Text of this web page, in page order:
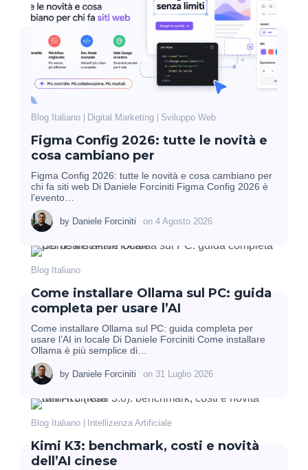
Blog Italiano Digital Marketing Sviluppo Web
Figma Config 2026: tutte le novità e
cosa cambiano per
Figma Config 2026: tutte le novità e cosa cambiano per
chi fa siti web Di Daniele Forciniti Figma Config 2026 è
l’evento…
by Daniele Forciniti on 4 Agosto 2026
Blog Italiano
Come installare Ollama sul PC: guida
completa per usare l’AI
Come installare Ollama sul PC: guida completa per
usare l’AI in locale Di Daniele Forciniti Come installare
Ollama è più semplice di…
by Daniele Forciniti on 31 Luglio 2026
Blog Italiano Intellizenza Artificiale
Kimi K3: benchmark, costi e novità
dell’AI cinese